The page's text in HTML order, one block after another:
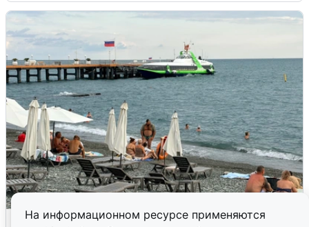
На информационном ресурсе применяются
Жители и туристы Сочи рассказали